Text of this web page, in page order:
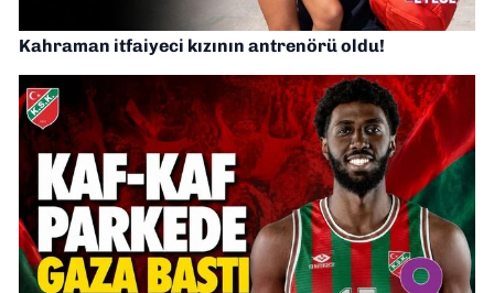
Kahraman itfaiyeci kızının antrenörü oldu!